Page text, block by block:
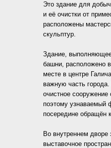
Это здание для
и её очистки от
расположены
скульптур.
Здание,
башни, расположено
месте в центре
важную часть
очистное сооружение
поэтому узнаваемый
посередине обращён
Во внутреннем дворе
выставочное